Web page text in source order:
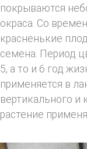
покрываются
окраса. Со
красненькие
семена. Период
5, а то и 6 год
применяется в
вертикального и
растение